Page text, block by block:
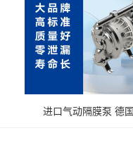
进口气动隔膜泵 德国